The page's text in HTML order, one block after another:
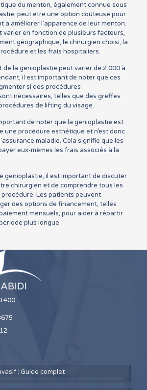
du menton, également connue sous
peut être une option coûteuse pour
à améliorer l’apparence de leur menton.
varier en fonction de plusieurs facteurs,
géographique, le chirurgien choisi, la
et les frais hospitaliers.
de la genioplastie peut varier de 2 000 à
il est important de noter que ces
si des procédures
nécessaires, telles que des greffes
de lifting du visage.
de noter que la genioplastie est
une procédure esthétique et n’est donc
maladie. Cela signifie que les
eux-mêmes les frais associés à la
genioplastie, il est important de discuter
chirurgien et de comprendre tous les
Les patients peuvent
des options de financement, telles
mensuels, pour aider à répartir
plus longue.
400
: Guide complet